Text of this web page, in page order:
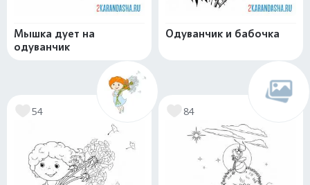
Мышка дует на
одуванчик
Одуванчик и бабочка
54 84